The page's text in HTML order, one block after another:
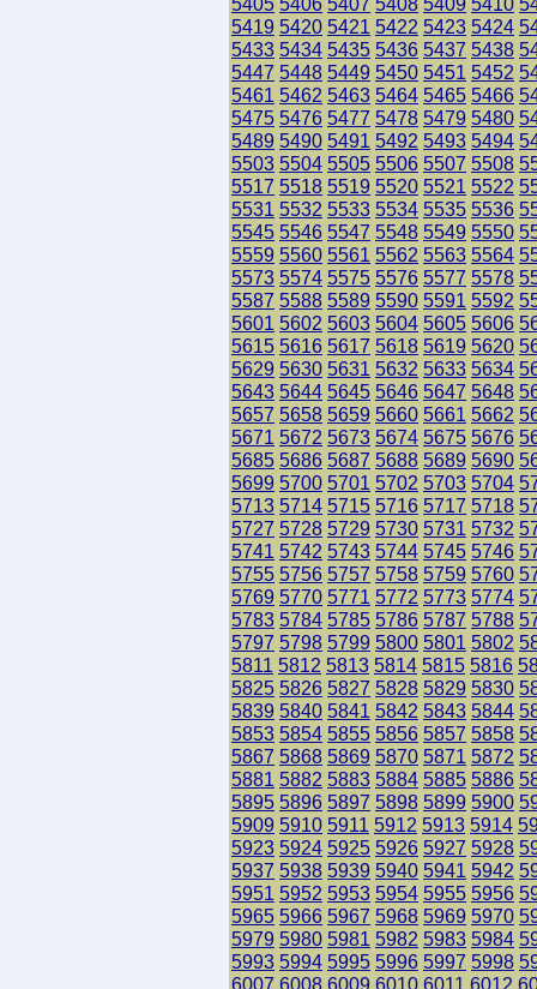
5419 5420 5421 5422 5423 5424
5433 5434 5435 5436 5437 5438
5447 5448 5449 5450 5451 5452
5461 5462 5463 5464 5465 5466
5475 5476 5477 5478 5479 5480
5489 5490 5491 5492 5493 5494
5503 5504 5505 5506 5507 5508
5517 5518 5519 5520 5521 5522
5531 5532 5533 5534 5535 5536
5545 5546 5547 5548 5549 5550
5559 5560 5561 5562 5563 5564
5573 5574 5575 5576 5577 5578
5587 5588 5589 5590 5591 5592
5601 5602 5603 5604 5605 5606
5615 5616 5617 5618 5619 5620
5629 5630 5631 5632 5633 5634
5643 5644 5645 5646 5647 5648
5657 5658 5659 5660 5661 5662
5671 5672 5673 5674 5675 5676
5685 5686 5687 5688 5689 5690
5699 5700 5701 5702 5703 5704
5713 5714 5715 5716 5717 5718
5727 5728 5729 5730 5731 5732
5741 5742 5743 5744 5745 5746
5755 5756 5757 5758 5759 5760
5769 5770 5771 5772 5773 5774
5783 5784 5785 5786 5787 5788
5797 5798 5799 5800 5801 5802
5811 5812 5813 5814 5815 5816
5825 5826 5827 5828 5829 5830
5839 5840 5841 5842 5843 5844
5853 5854 5855 5856 5857 5858
5867 5868 5869 5870 5871 5872
5881 5882 5883 5884 5885 5886
5895 5896 5897 5898 5899 5900
5909 5910 5911 5912 5913 5914
5923 5924 5925 5926 5927 5928
5937 5938 5939 5940 5941 5942
5951 5952 5953 5954 5955 5956
5965 5966 5967 5968 5969 5970
5979 5980 5981 5982 5983 5984
5993 5994 5995 5996 5997 5998
6007 6008 6009 6010 6011 6012